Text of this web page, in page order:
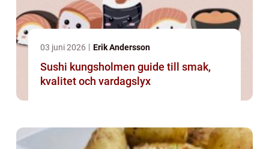
03 juni 2026 Erik Andersson
Sushi kungsholmen guide till smak,
kvalitet och vardagslyx